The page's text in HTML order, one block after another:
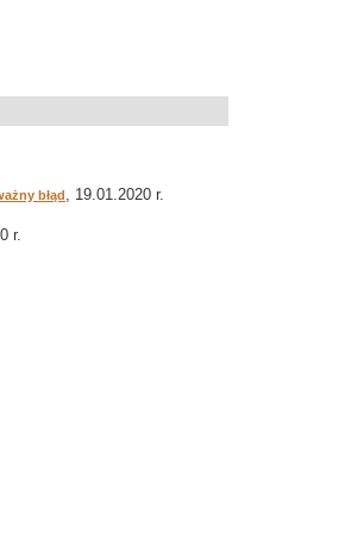
błąd, 19.01.2020 r.
r.